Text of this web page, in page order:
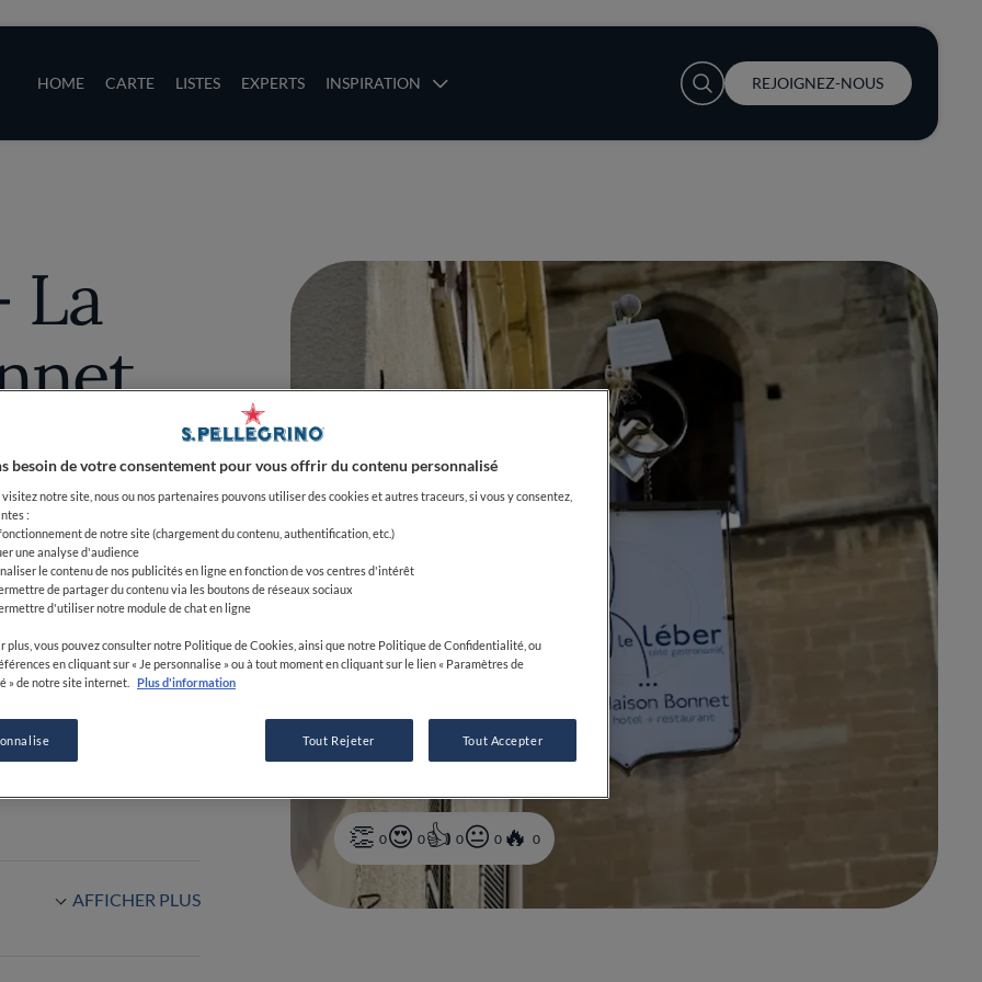
HOME CARTE LISTES EXPERTS INSPIRATION
User account menu
REJOIGNEZ-NOUS
La
0 0 0 0 0
20:30
75 62 60 64
AFFICHER PLUS
besoin de votre consentement pour vous offrir du contenu personnalisé
visitez notre site, nous ou nos partenaires pouvons utiliser des cookies et autres traceurs, si vous y consentez,
:
de notre site (chargement du contenu, authentification, etc.)
une analyse d'audience
le contenu de nos publicités en ligne en fonction de vos centres d'intérêt
de partager du contenu via les boutons de réseaux sociaux
d'utiliser notre module de chat en ligne
plus, vous pouvez consulter notre Politique de Cookies, ainsi que notre Politique de Confidentialité, ou
en cliquant sur « Je personnalise » ou à tout moment en cliquant sur le lien « Paramètres de
» de notre site internet.
Plus d'information
Tout Rejeter Tout Accepter